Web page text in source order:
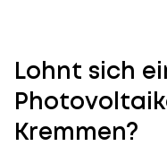
Lohnt sich
Kremmen?